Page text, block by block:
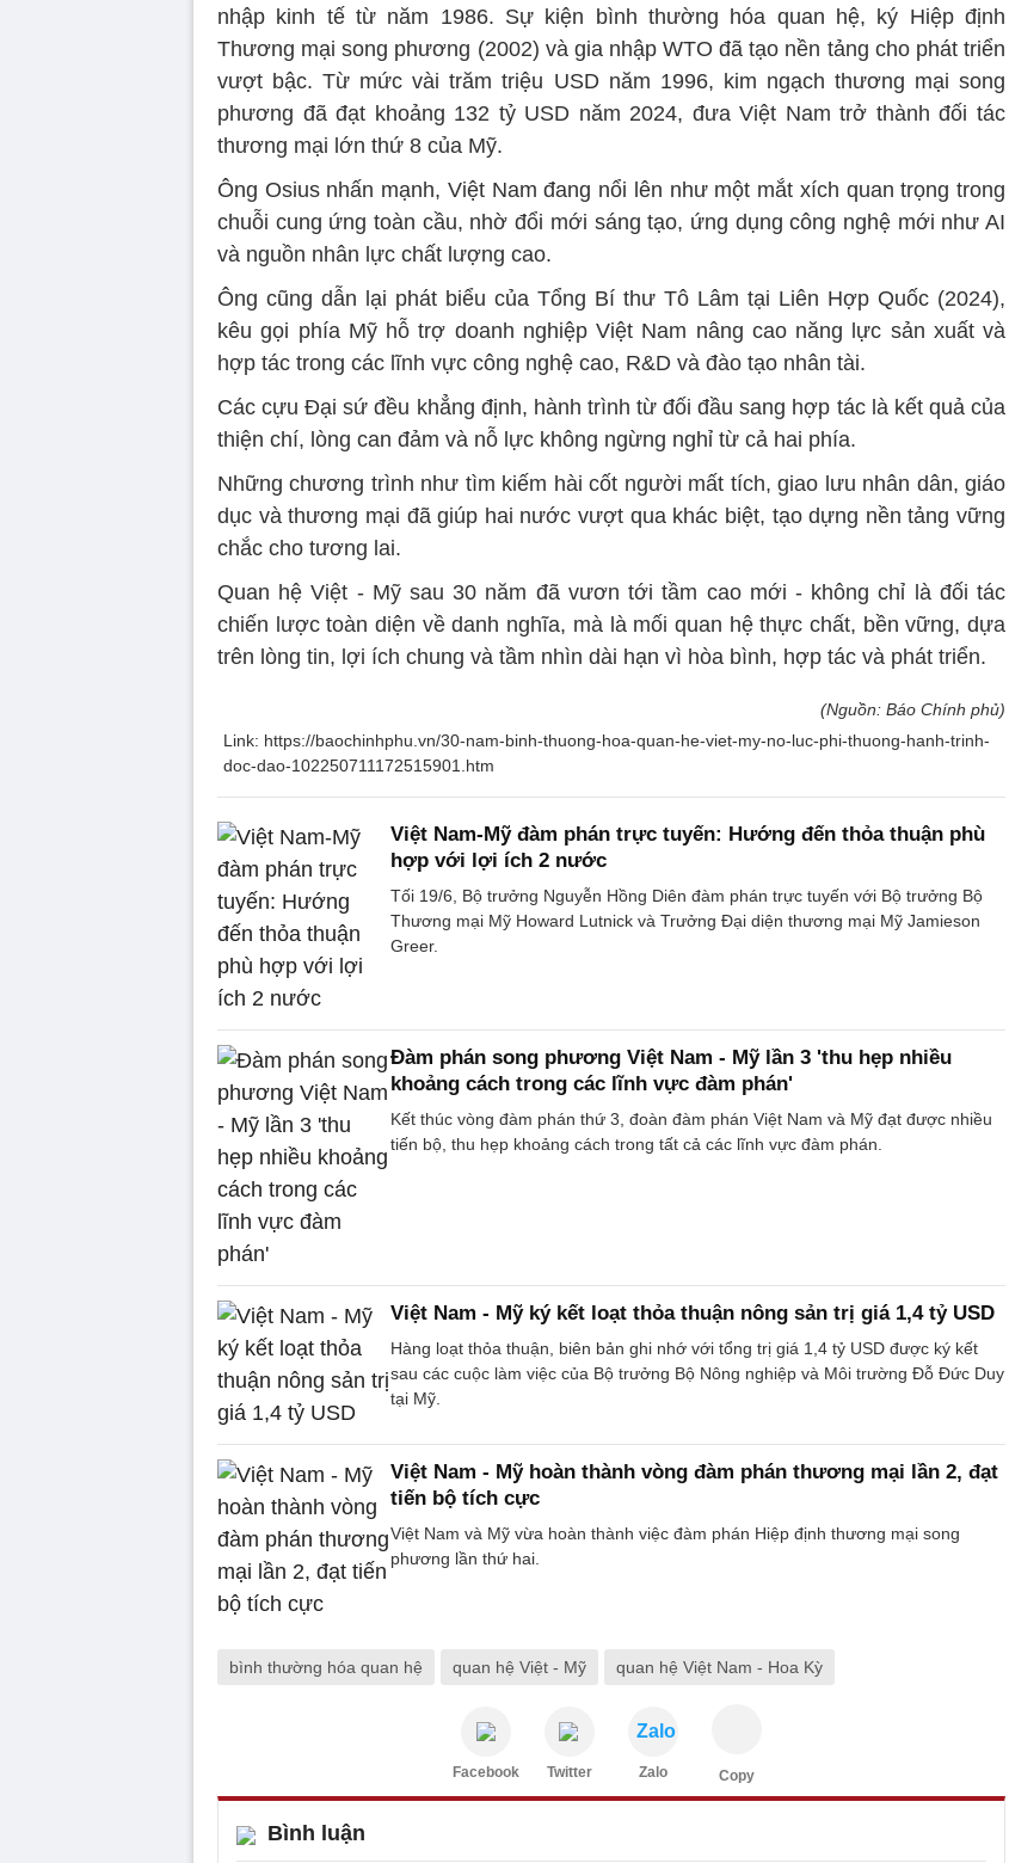
nhập kinh tế từ năm 1986. Sự kiện bình thường hóa quan hệ, ký Hiệp định
Thương mại song phương (2002) và gia nhập WTO đã tạo nền tảng cho phát triển
vượt bậc. Từ mức vài trăm triệu USD năm 1996, kim ngạch thương mại song
phương đã đạt khoảng 132 tỷ USD năm 2024, đưa Việt Nam trở thành đối tác
thương mại lớn thứ 8 của Mỹ.
Ông Osius nhấn mạnh, Việt Nam đang nổi lên như một mắt xích quan trọng trong
chuỗi cung ứng toàn cầu, nhờ đổi mới sáng tạo, ứng dụng công nghệ mới như AI
và nguồn nhân lực chất lượng cao.
Ông cũng dẫn lại phát biểu của Tổng Bí thư Tô Lâm tại Liên Hợp Quốc (2024),
kêu gọi phía Mỹ hỗ trợ doanh nghiệp Việt Nam nâng cao năng lực sản xuất và
hợp tác trong các lĩnh vực công nghệ cao, R&D và đào tạo nhân tài.
Các cựu Đại sứ đều khẳng định, hành trình từ đối đầu sang hợp tác là kết quả của
thiện chí, lòng can đảm và nỗ lực không ngừng nghỉ từ cả hai phía.
Những chương trình như tìm kiếm hài cốt người mất tích, giao lưu nhân dân, giáo
dục và thương mại đã giúp hai nước vượt qua khác biệt, tạo dựng nền tảng vững
chắc cho tương lai.
Quan hệ Việt - Mỹ sau 30 năm đã vươn tới tầm cao mới - không chỉ là đối tác
chiến lược toàn diện về danh nghĩa, mà là mối quan hệ thực chất, bền vững, dựa
trên lòng tin, lợi ích chung và tầm nhìn dài hạn vì hòa bình, hợp tác và phát triển.
(Nguồn: Báo Chính phủ)
Link: https://baochinhphu.vn/30-nam-binh-thuong-hoa-quan-he-viet-my-no-luc-phi-thuong-hanh-trinh-
doc-dao-102250711172515901.htm
Việt Nam-Mỹ đàm phán trực tuyến: Hướng đến thỏa thuận phù
hợp với lợi ích 2 nước
Tối 19/6, Bộ trưởng Nguyễn Hồng Diên đàm phán trực tuyến với Bộ trưởng Bộ
Thương mại Mỹ Howard Lutnick và Trưởng Đại diện thương mại Mỹ Jamieson
Greer.
Đàm phán song phương Việt Nam - Mỹ lần 3 'thu hẹp nhiều
khoảng cách trong các lĩnh vực đàm phán'
Kết thúc vòng đàm phán thứ 3, đoàn đàm phán Việt Nam và Mỹ đạt được nhiều
tiến bộ, thu hẹp khoảng cách trong tất cả các lĩnh vực đàm phán.
Việt Nam - Mỹ ký kết loạt thỏa thuận nông sản trị giá 1,4 tỷ USD
Hàng loạt thỏa thuận, biên bản ghi nhớ với tổng trị giá 1,4 tỷ USD được ký kết
sau các cuộc làm việc của Bộ trưởng Bộ Nông nghiệp và Môi trường Đỗ Đức Duy
tại Mỹ.
Việt Nam - Mỹ hoàn thành vòng đàm phán thương mại lần 2, đạt
tiến bộ tích cực
Việt Nam và Mỹ vừa hoàn thành việc đàm phán Hiệp định thương mại song
phương lần thứ hai.
bình thường hóa quan hệ quan hệ Việt - Mỹ quan hệ Việt Nam - Hoa Kỳ
Facebook Twitter
Zalo
Zalo Copy
Bình luận